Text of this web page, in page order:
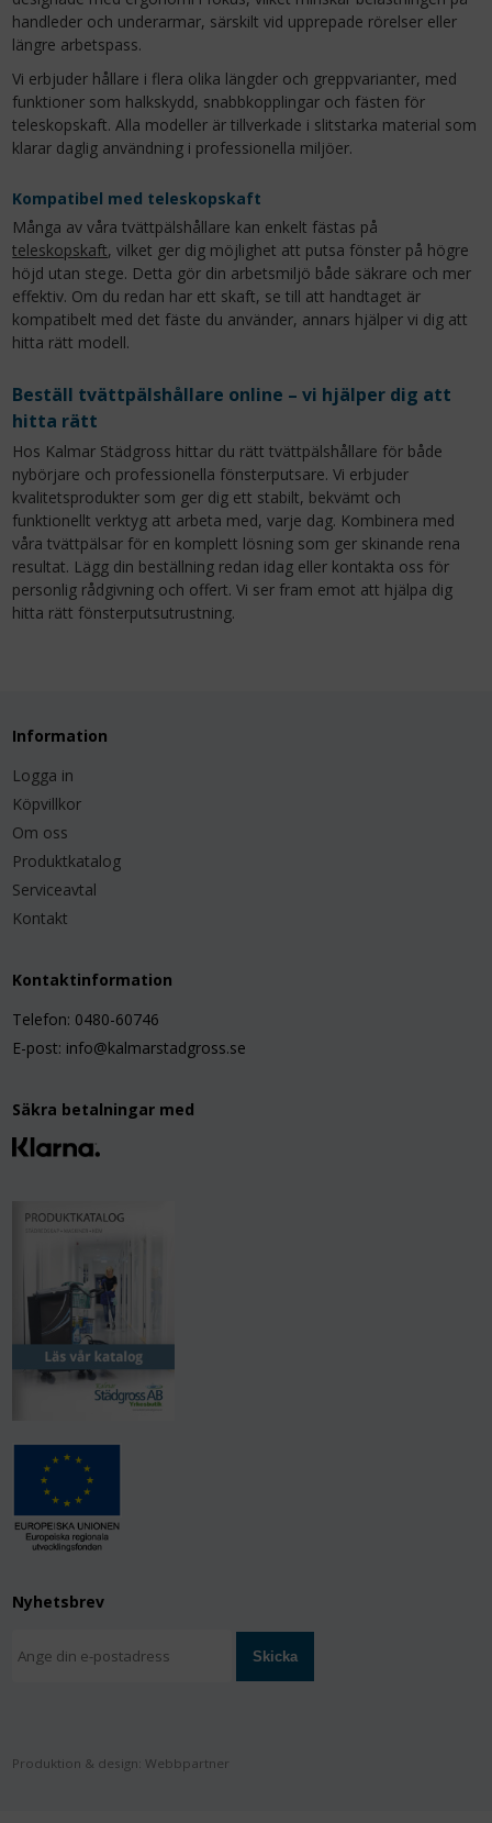
handleder och underarmar, särskilt vid upprepade rörelser eller
längre arbetspass.
Vi erbjuder hållare i flera olika längder och greppvarianter, med
funktioner som halkskydd, snabbkopplingar och fästen för
teleskopskaft. Alla modeller är tillverkade i slitstarka material som
klarar daglig användning i professionella miljöer.
Kompatibel med teleskopskaft
Många av våra tvättpälshållare kan enkelt fästas på
teleskopskaft, vilket ger dig möjlighet att putsa fönster på högre
höjd utan stege. Detta gör din arbetsmiljö både säkrare och mer
effektiv. Om du redan har ett skaft, se till att handtaget är
kompatibelt med det fäste du använder, annars hjälper vi dig att
hitta rätt modell.
Beställ tvättpälshållare online – vi hjälper dig att
hitta rätt
Hos Kalmar Städgross hittar du rätt tvättpälshållare för både
nybörjare och professionella fönsterputsare. Vi erbjuder
kvalitetsprodukter som ger dig ett stabilt, bekvämt och
funktionellt verktyg att arbeta med, varje dag. Kombinera med
våra tvättpälsar för en komplett lösning som ger skinande rena
resultat. Lägg din beställning redan idag eller kontakta oss för
personlig rådgivning och offert. Vi ser fram emot att hjälpa dig
hitta rätt fönsterputsutrustning.
Information
Logga in
Köpvillkor
Om oss
Produktkatalog
Serviceavtal
Kontakt
Kontaktinformation
Telefon: 0480-60746
E-post: info@kalmarstadgross.se
Säkra betalningar med
Nyhetsbrev
Produktion & design: Webbpartner